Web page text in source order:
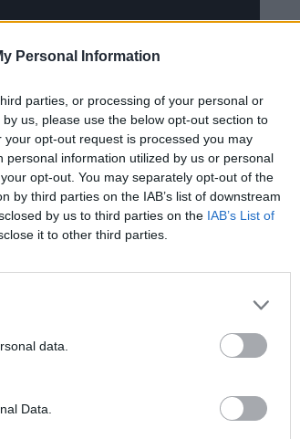
Personal Information
parties, or processing of your personal or
us, please use the below opt-out section to
opt-out request is processed you may
information utilized by us or personal
opt-out. You may separately opt-out of the
by third parties on the IAB’s list of downstream
by us to third parties on the IAB’s List of
it to other third parties.
data.
Data.